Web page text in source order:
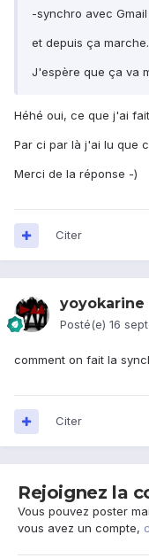
-synchro avec Gmail
et depuis ça marche.
J'espère que ça va
Héhé oui, ce que j'ai
Par ci par là j'ai lu que
Merci de la réponse -)
Citer
yoyokarine
Posté(e) 16
comment on fait la
Citer
Rejoignez la
Vous pouvez poster
vous avez un compte,